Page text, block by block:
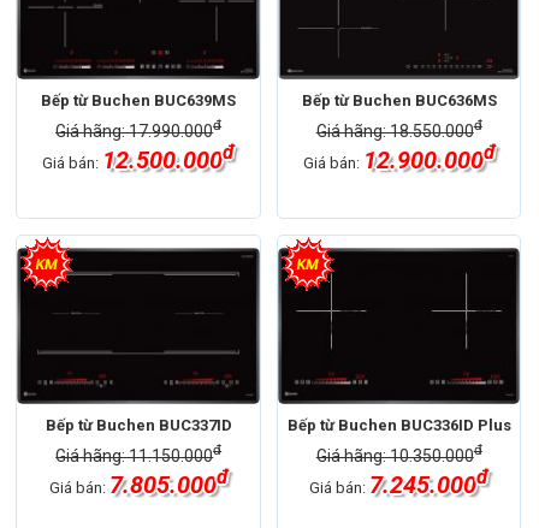
Bếp từ Buchen BUC639MS
Giá hãng: 17.990.000đ
Giá bán: 12.500.000đ
Bếp từ Buchen BUC636MS
Giá hãng: 18.550.000đ
Giá bán: 12.900.000đ
Bếp từ Buchen BUC337ID
Giá hãng: 11.150.000đ
Giá bán: 7.805.000đ
Bếp từ Buchen BUC336ID Plus
Giá hãng: 10.350.000đ
Giá bán: 7.245.000đ